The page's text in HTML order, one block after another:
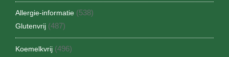
Allergie-informatie (538)
Glutenvrij (487)
Koemelkvrij (496)